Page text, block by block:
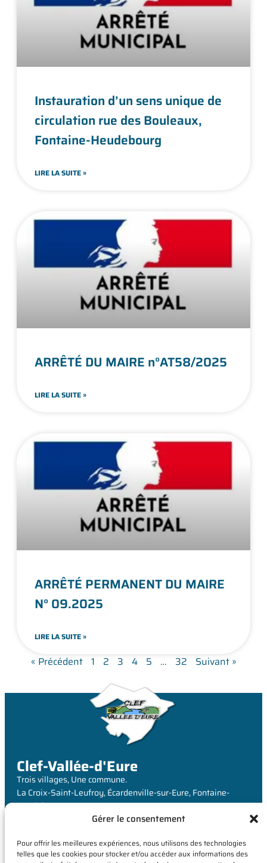
Gérer le consentement
Pour offrir les meilleures expériences, nous utilisons des technologies
telles que les cookies pour stocker et/ou accéder aux informations des
Instauration d’un sens unique de
circulation rue des Bouleaux,
Fontaine-Heudebourg
LIRE LA SUITE »
ARRÊTÉ DU MAIRE n°AT58/2025
LIRE LA SUITE »
ARRÊTÉ PERMANENT DU MAIRE
N° 09.2025
LIRE LA SUITE »
« Précédent 1 2 3 4 5 … 32 Suivant »
Clef-Vallée-d'Eure
Trois villages, Une commune.
La Croix-Saint-Leufroy, Écardenville-sur-Eure, Fontaine-
Heudebourg
MAIRIE
6 Rue de Louviers,